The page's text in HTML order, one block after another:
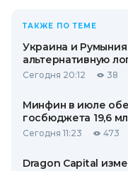
ТАКЖЕ ПО ТЕМЕ
Украина и Румыния
альтернативную
Сегодня 20:12 38
Минфин в июле
госбюджета 19,6
Сегодня 11:23 473
Dragon Capital